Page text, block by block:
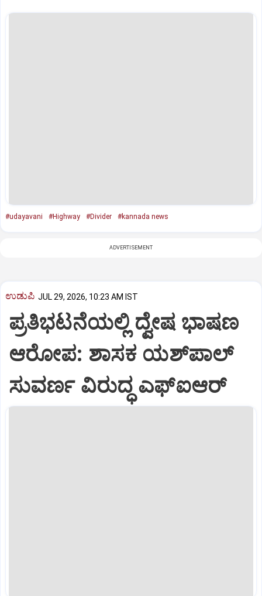
#udayavani #Highway #Divider #kannada news
ADVERTISEMENT
ಉಡುಪಿ JUL 29, 2026, 10:23 AM IST
ಪ್ರತಿಭಟನೆಯಲ್ಲಿ ದ್ವೇಷ ಭಾಷಣ
ಆರೋಪ: ಶಾಸಕ ಯಶ್‌ಪಾಲ್
ಸುವರ್ಣ ವಿರುದ್ಧ ಎಫ್‌ಐಆರ್‌